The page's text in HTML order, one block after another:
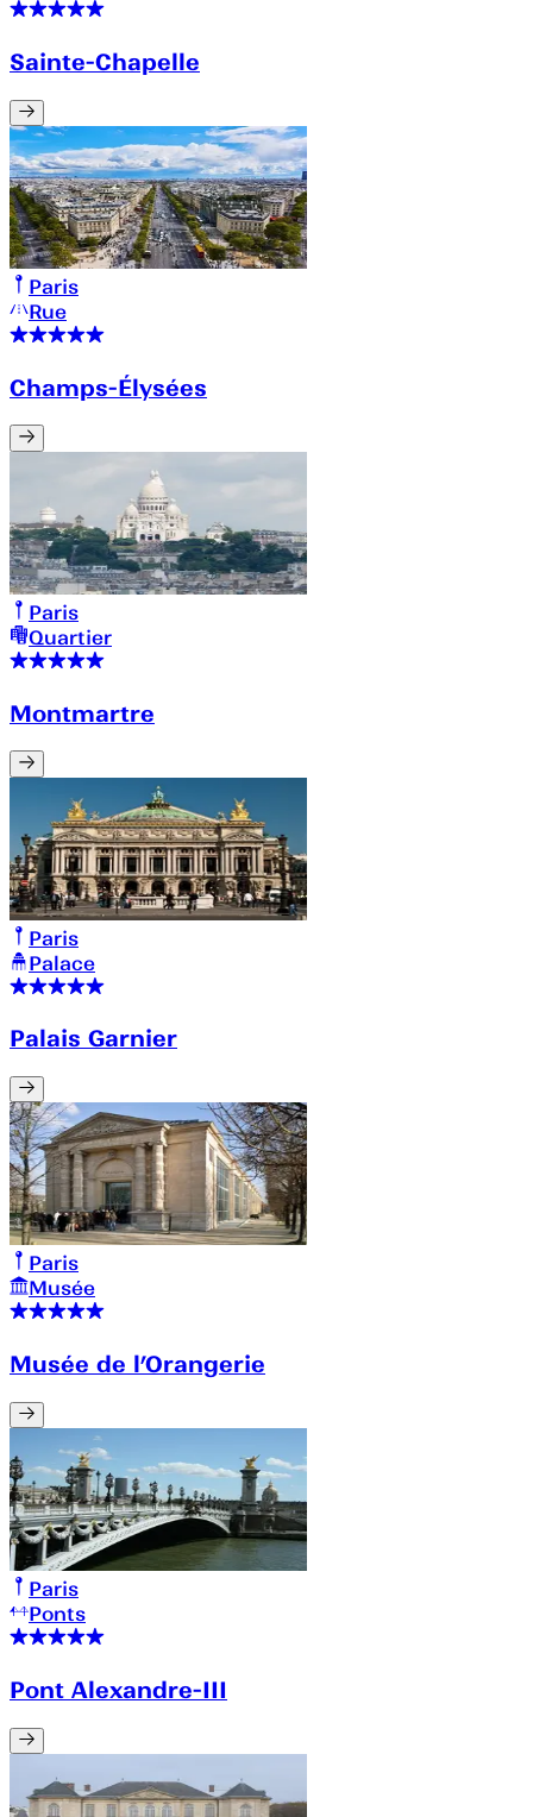
Sainte-Chapelle
Paris
Rue
Champs-Élysées
Paris
Quartier
Montmartre
Paris
Palace
Palais Garnier
Paris
Musée
Musée de l’Orangerie
Paris
Ponts
Pont Alexandre-III